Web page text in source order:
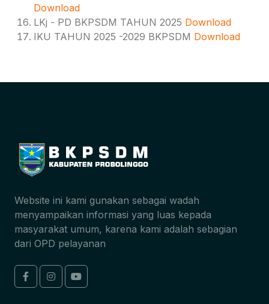
Download
LKj - PD BKPSDM TAHUN 2025 Download
IKU TAHUN 2025 -2029 BKPSDM Download
Website ini kami gunakan sebagai wadah
menyampaikan informasi yang luas kepada
masyarakat umum, karena kami adalah sebagian
dari OPD pelayanan